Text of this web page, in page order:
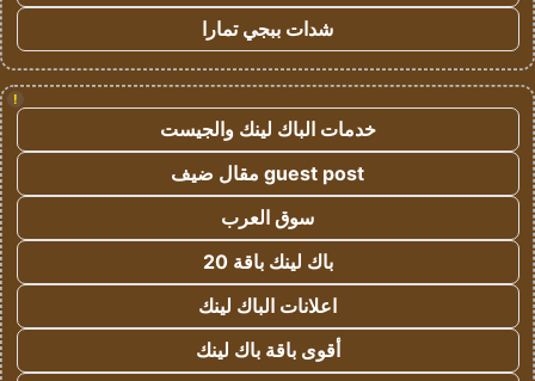
شدات ببجي تمارا
!
خدمات الباك لينك والجيست
guest post مقال ضيف
سوق العرب
باك لينك باقة 20
اعلانات الباك لينك
أقوى باقة باك لينك